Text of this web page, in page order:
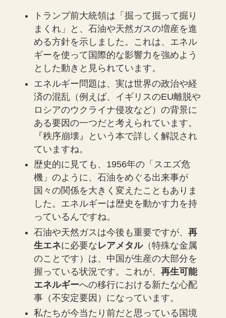
トランプ前大統領は「掘って掘って掘り
まくれ」と、石油や天然ガスの増産を進
める方針を示しました。これは、エネル
ギーを使って国際的な影響力を強めよう
とした動きと見られています。
エネルギー問題は、実は世界の政治や経
済の混乱（例えば、イギリスのEU離脱や
ロシアのウクライナ侵攻など）の背景に
ある要因の一つだと考えられています。
『秩序崩壊』という本で詳しく解説され
ていますね。
歴史的に見ても、1956年の「スエズ危
機」のように、石油をめぐる出来事が
国々の関係を大きく変えたこともありま
した。エネルギーは歴史を動かす力を持
っているんですね。
石油や天然ガスは今後も重要ですが、再
生エネに必要なレアメタル（特殊な金属
のことです）は、中国が生産の大部分を
握っている状況です。これが、再生可能
エネルギーへの移行における新たな心配
事（不安定要因）になっています。
私たちが今当たり前だと思っている国境